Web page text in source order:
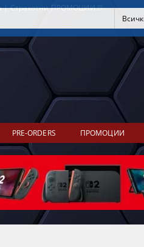
| Страхотни ПРОМОЦИИ !!!
PRE-ORDERS ПРОМОЦИИ